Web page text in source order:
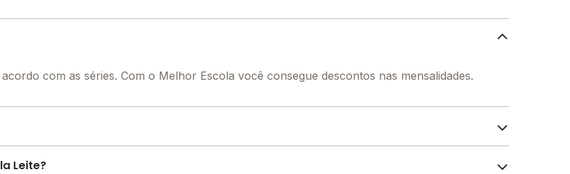
com as séries. Com o Melhor Escola você consegue descontos nas mensalidades.
o conforto e desenvolvimento educacional dos seus alunos, contendo: Alimentação,
Leite?